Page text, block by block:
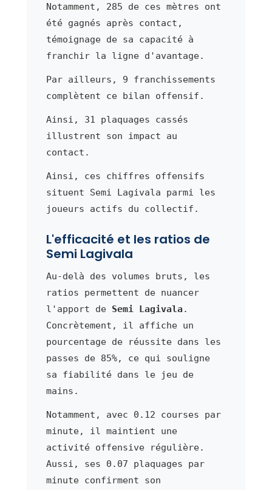
Notamment, 285 de ces mètres ont
été gagnés après contact,
témoignage de sa capacité à
franchir la ligne d'avantage.
Par ailleurs, 9 franchissements
complètent ce bilan offensif.
Ainsi, 31 plaquages cassés
illustrent son impact au
contact.
Ainsi, ces chiffres offensifs
situent Semi Lagivala parmi les
joueurs actifs du collectif.
L'efficacité et les ratios de
Semi Lagivala
Au-delà des volumes bruts, les
ratios permettent de nuancer
l'apport de Semi Lagivala .
Concrètement, il affiche un
pourcentage de réussite dans les
passes de 85%, ce qui souligne
sa fiabilité dans le jeu de
mains.
Notamment, avec 0.12 courses par
minute, il maintient une
activité offensive régulière.
Aussi, ses 0.07 plaquages par
minute confirment son